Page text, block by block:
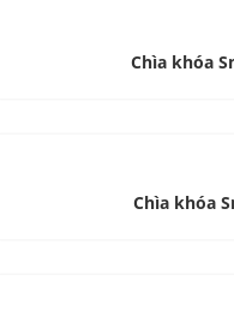
Chìa khóa
Chìa khóa